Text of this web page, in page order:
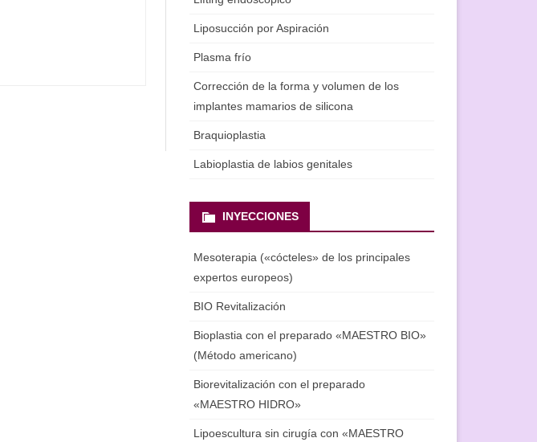
Liposucción por Aspiración
Plasma frío
Corrección de la forma y volumen de los
implantes mamarios de silicona
Braquioplastia
Labioplastia de labios genitales
INYECCIONES
Mesoterapia («cócteles» de los principales
expertos europeos)
BIO Revitalización
Bioplastia con el preparado «MAESTRO BIO»
(Método americano)
Biorevitalización con el preparado
«MAESTRO HIDRO»
Lipoescultura sin cirugía con «MAESTRO